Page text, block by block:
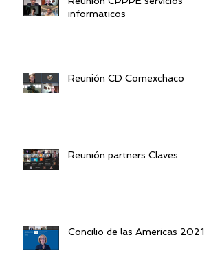
informaticos
Reunión CD Comexchaco
Reunión partners Claves
Concilio de las Americas 2021